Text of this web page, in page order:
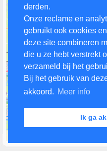
derden.
Onze reclame en
gebruikt ook cookies
deze site combineren
die u ze hebt verstrekt
verzameld bij het
Bij het gebruik van
akkoord. Meer info
Ik ga